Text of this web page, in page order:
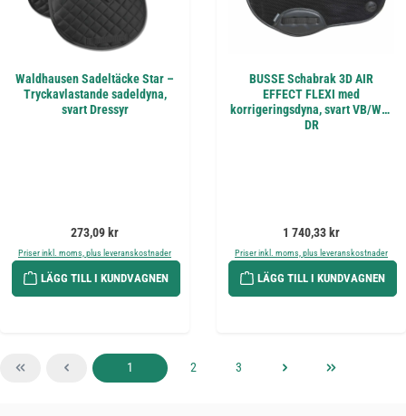
Waldhausen Sadeltäcke Star –
Tryckavlastande sadeldyna,
svart Dressyr
Ordinarie pris:
273,09 kr
Priser inkl. moms, plus leveranskostnader
LÄGG TILL I KUNDVAGNEN
BUSSE Schabrak 3D AIR
EFFECT FLEXI med
korrigeringsdyna, svart VB/WB-
DR
Ordinarie pris:
1 740,33 kr
Priser inkl. moms, plus leveranskostnader
LÄGG TILL I KUNDVAGNEN
Sida
1 Sida
2 Sida
3